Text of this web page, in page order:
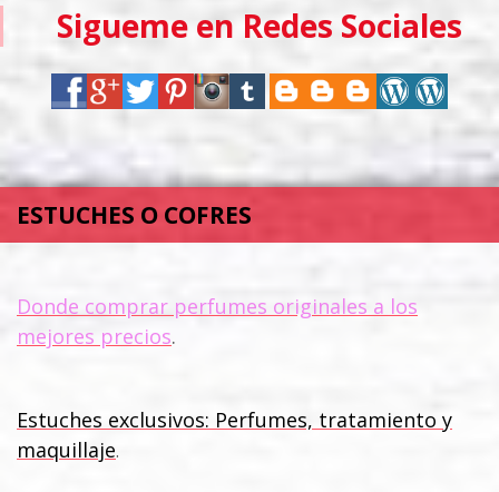
Sigueme en Redes Sociales
ESTUCHES O COFRES
Donde comprar perfumes originales a los
mejores precios.
Estuches exclusivos: Perfumes, tratamiento y
maquillaje.